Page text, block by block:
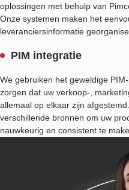
oplossingen met behulp van
Onze systemen maken het
leveranciersinformatie
PIM integratie
We gebruiken het geweldige
zorgen dat uw verkoop-,
allemaal op elkaar zijn
verschillende bronnen om uw
nauwkeurig en consistent te